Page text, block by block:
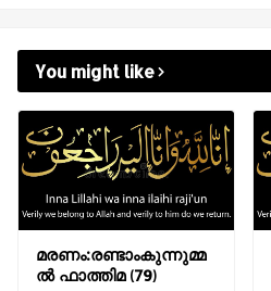
You might like
മരണം:രണ്ടാംകുന്നുമ്മ
ൽ ഫാത്തിമ (79)